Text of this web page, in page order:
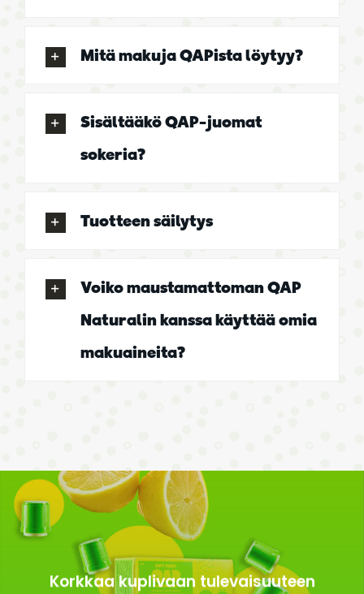
Mitä makuja QAPista löytyy?
Sisältääkö QAP-juomat
sokeria?
Tuotteen säilytys
Voiko maustamattoman QAP
Naturalin kanssa käyttää omia
makuaineita?
Korkkaa kuplivaan tulevaisuuteen